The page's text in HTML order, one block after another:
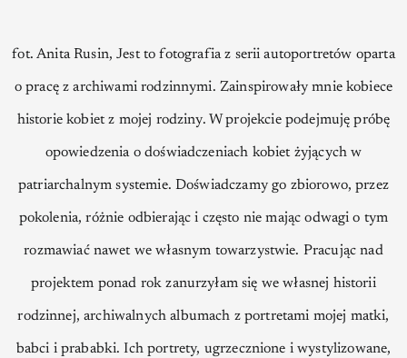
fot. Anita Rusin, Jest to fotografia z serii autoportretów oparta
o pracę z archiwami rodzinnymi. Zainspirowały mnie kobiece
historie kobiet z mojej rodziny. W projekcie podejmuję próbę
opowiedzenia o doświadczeniach kobiet żyjących w
patriarchalnym systemie. Doświadczamy go zbiorowo, przez
pokolenia, różnie odbierając i często nie mając odwagi o tym
rozmawiać nawet we własnym towarzystwie. Pracując nad
projektem ponad rok zanurzyłam się we własnej historii
rodzinnej, archiwalnych albumach z portretami mojej matki,
babci i prababki. Ich portrety, ugrzecznione i wystylizowane,